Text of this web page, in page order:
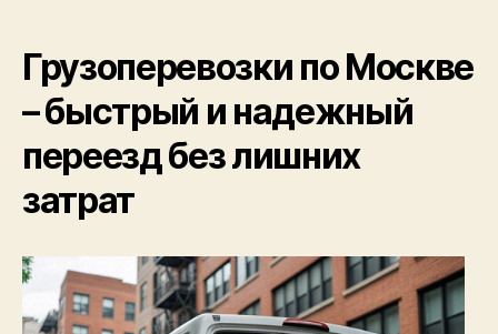
скоростной
и
надёжный
без
Грузоперевозки по Москве
– быстрый и надежный
переезд без лишних
затрат